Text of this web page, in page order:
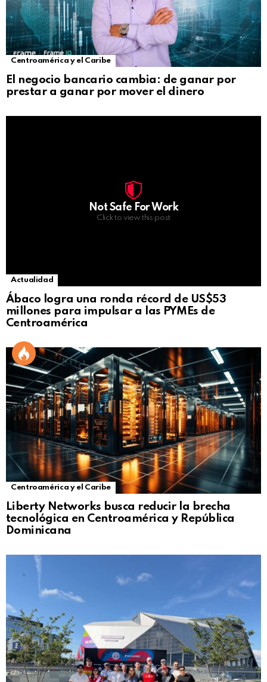
Centroamérica y el Caribe
El negocio bancario cambia: de ganar por
prestar a ganar por mover el dinero
Not Safe For Work
Click to view this post
Actualidad
Ábaco logra una ronda récord de US$53
millones para impulsar a las PYMEs de
Centroamérica
Centroamérica y el Caribe
Liberty Networks busca reducir la brecha
tecnológica en Centroamérica y República
Dominicana